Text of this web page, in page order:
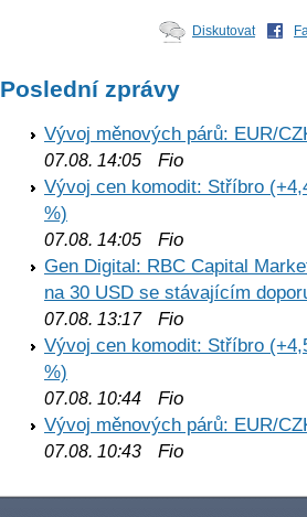
Diskutovat
Poslední zprávy
Vývoj měnových párů: EUR/
07.08. 14:05 Fio
Vývoj cen komodit: Stříbro
%)
07.08. 14:05 Fio
Gen Digital: RBC Capital
na 30 USD se stávajícím
07.08. 13:17Fio
Vývoj cen komodit: Stříbro
%)
07.08. 10:44 Fio
Vývoj měnových párů: EUR/
07.08. 10:43 Fio